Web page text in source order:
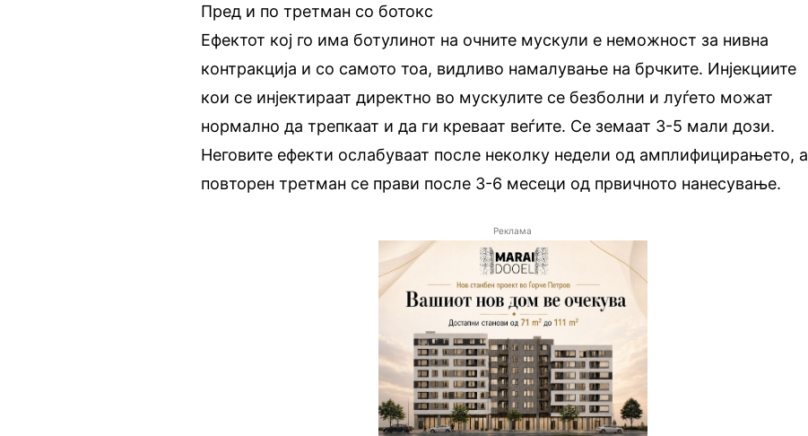
Пред и по третман со ботокс
Ефектот кој го има ботулинот на очните мускули е неможност за нивна
контрaкција и со самото тоа, видливо намалување на брчките. Инјекциите
кои се инјектираат директно во мускулите се безболни и луѓето можат
нормално да трепкаат и да ги креваат веѓите. Се земаат 3-5 мали дози.
Неговите ефекти ослабуваат после неколку недели од амплифицирањето, а
повторен третман се прави после 3-6 месеци од првичното нанесување.
Реклама